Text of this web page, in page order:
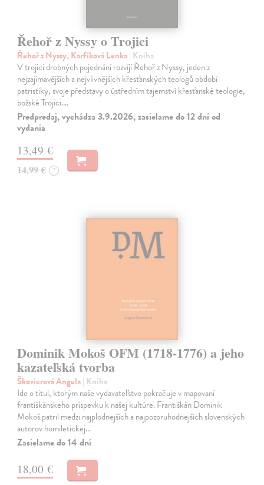
Řehoř z Nyssy o Trojici
Řehoř z Nyssy, Karfíková Lenka| Kniha
V trojici drobných pojednání rozvíjí Řehoř z Nyssy, jeden z
nejzajímavějších a nejvlivnějších křesťanských teologů období
patristiky, svoje představy o ústředním tajemství křesťanské teologie,
božské Trojici.…
Predpredaj, vychádza 3.9.2026, zasielame do 12 dní od
vydania
13,49 €
14,99 € ?
Dominik Mokoš OFM (1718-1776) a jeho
kazateľská tvorba
Škovierová Angela| Kniha
Ide o titul, ktorým naše vydavateľstvo pokračuje v mapovaní
františkánskeho príspevku k našej kultúre. Františkán Dominik
Mokoš patril medzi najplodnejších a najpozoruhodnejších slovenských
autorov homiletickej…
Zasielame do 14 dní
18,00 €